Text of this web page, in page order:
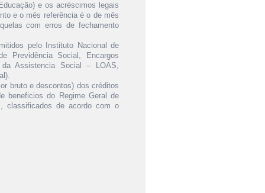
e os acréscimos legais
e o mês referência é o de mês
com erros de fechamento
pelo Instituto Nacional de
Previdência Social, Encargos
Assistencia Social – LOAS,
bruto e descontos) dos créditos
beneficios do Regime Geral de
classificados de acordo com o